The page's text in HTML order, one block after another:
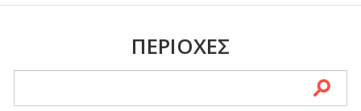
ΠΕΡΙΟΧΕΣ